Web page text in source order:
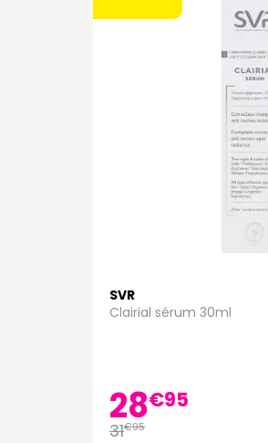
sérums éclaircissants et
Explorez notre sélection
solutions conçues pour
Parce que votre beauté
SVR
Clairial sérum 30ml
28€95
31€95